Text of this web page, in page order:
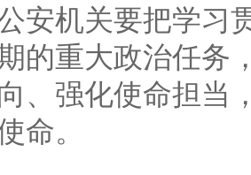
安机关要把学习
的重大政治任务
、强化使命担当
命。